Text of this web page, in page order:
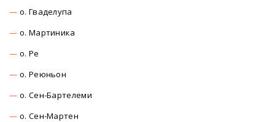
о. Гваделупа
о. Мартиника
о. Ре
о. Реюньон
о. Сен-Бартелеми
о. Сен-Мартен